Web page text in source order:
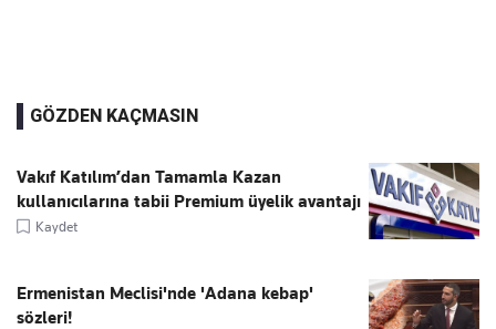
GÖZDEN KAÇMASIN
Vakıf Katılım’dan Tamamla Kazan
kullanıcılarına tabii Premium üyelik avantajı
Kaydet
Ermenistan Meclisi'nde 'Adana kebap'
sözleri!